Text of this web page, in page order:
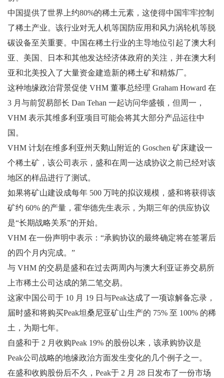
中国提供了世界上约80%的稀土元素，这使得中国牢牢控制
了稀土产业。该行业对无人机等国防应用和风力涡轮机等脱
碳设备至关重要。中国在稀土行业的主导地位引起了澳大利
亚、美国、日本和其他发达经济体政府的关注，并在澳大利
亚和北美投入了大量资金建造新的稀土矿和精炼厂。
这种地缘政治背景促使 VHM 董事总经理 Graham Howard 在
3 月与前贸易部长 Dan Tehan 一起访问华盛顿，但周一，
VHM 表示其维多利亚项目可能会将其大部分产品运往中
国。
VHM 计划在维多利亚州天鹅山附近的 Goschen 矿床建设一
个稀土矿，该公司表示，盛和在周一达成协议之前已经对该
地区的样品进行了测试。
如果将矿山建设成每年 500 万吨的拟议规模，盛和将获得该
矿约 60% 的产量，霍华德先生表示，为期三年的供应协议
是“长期战略关系”的开始。
VHM 在一份声明中表示：“承购协议的最终确定将在签署后
的四个月内完成。”
与 VHM 的交易是盛和在过去两周内与澳大利亚证券交易所
上市稀土公司达成的第二笔交易。
这家中国公司于 10 月 19 日与Peak达成了一项谅解备忘录，
届时盛和将购买Peak坦桑尼亚矿山生产的 75% 至 100% 的稀
土，为期七年。
自盛和于 2 月收购Peak 19% 的股份以来，该承购协议是
Peak公司战略的地缘政治方面发生变化的几个例子之一。
在盛和收购股份后不久，Peak于 2 月 28 日发布了一份市场